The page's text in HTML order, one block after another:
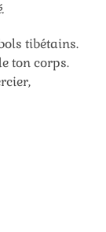
tibétains.
ton corps.